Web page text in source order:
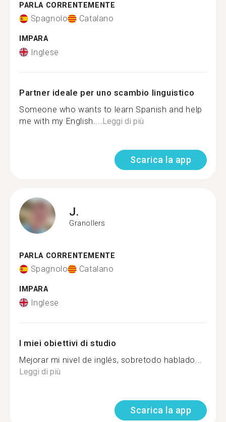
PARLA CORRENTEMENTE
Spagnolo Catalano
IMPARA
Inglese
Partner ideale per uno scambio linguistico
Someone who wants to learn Spanish and help
me with my English.... Leggi di più
Scarica la app
J.
Granollers
PARLA CORRENTEMENTE
Spagnolo Catalano
IMPARA
Inglese
I miei obiettivi di studio
Mejorar mi nivel de inglés, sobretodo hablado...
Leggi di più
Scarica la app